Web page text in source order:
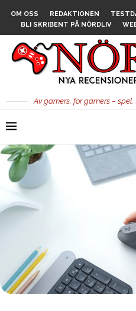
OM OSS REDAKTIONEN
BLI SKRIBENT PÅ NÖRDLIV
Av gamers, för gamers –